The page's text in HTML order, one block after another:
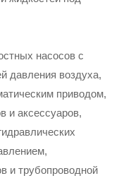
насосов с
давления воздуха,
приводом,
и аксессуаров,
и трубопроводной